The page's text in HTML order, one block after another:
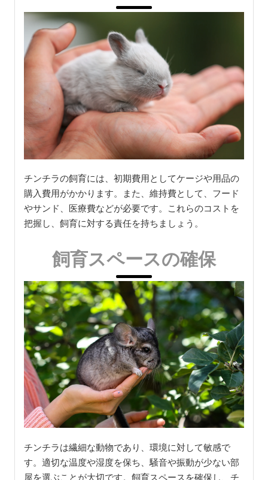
チンチラの飼育には、初期費用としてケージや用品の
購入費用がかかります。また、維持費として、フード
やサンド、医療費などが必要です。これらのコストを
把握し、飼育に対する責任を持ちましょう。
飼育スペースの確保
チンチラは繊細な動物であり、環境に対して敏感で
す。適切な温度や湿度を保ち、騒音や振動が少ない部
屋を選ぶことが大切です。飼育スペースを確保し、チ